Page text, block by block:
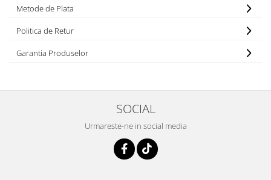
Metode de Plata
Politica de Retur
Garantia Produselor
SOCIAL
Urmareste-ne in social media